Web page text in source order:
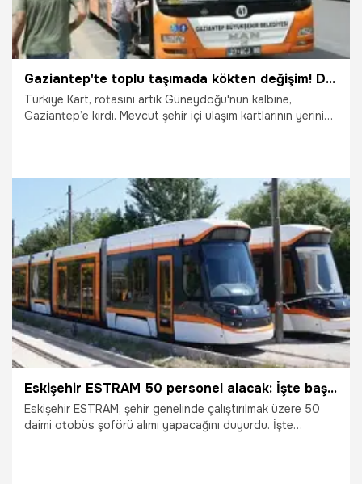
Gaziantep'te toplu taşımada kökten değişim! Detaylar açıklandı
Türkiye Kart, rotasını artık Güneydoğu'nun kalbine,
Gaziantep’e kırdı. Mevcut şehir içi ulaşım kartlarının yerini
8.03.2026 Gaziantep
Eskişehir ESTRAM 50 personel alacak: İşte başvuru detayları!
Eskişehir ESTRAM, şehir genelinde çalıştırılmak üzere 50
daimi otobüs şoförü alımı yapacağını duyurdu. İşte